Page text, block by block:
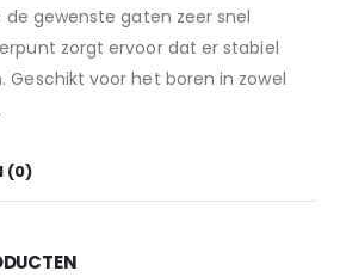
de gewenste gaten zeer snel
zorgt ervoor dat er stabiel
Geschikt voor het boren in zowel
(0)